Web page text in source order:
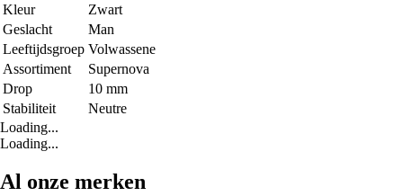
Kleur
Zwart
Geslacht
Man
Leeftijdsgroep Volwassene
Assortiment
Supernova
Drop
10 mm
Stabiliteit
Neutre
Loading...
Loading...
Al onze merken